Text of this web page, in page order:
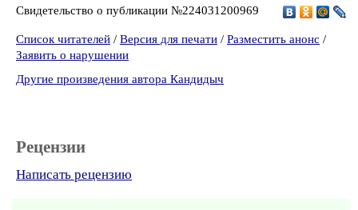
Свидетельство о публикации №224031200969
Список читателей / Версия для печати / Разместить анонс /
Заявить о нарушении
Другие произведения автора Кандидыч
Рецензии
Написать рецензию